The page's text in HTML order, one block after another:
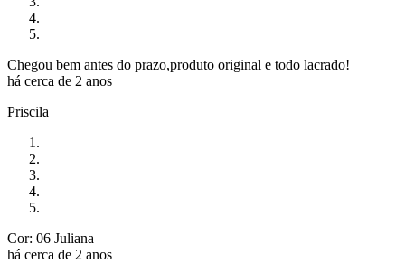
Chegou bem antes do prazo,produto original e todo lacrado!
há cerca de 2 anos
Priscila
Cor: 06 Juliana
há cerca de 2 anos